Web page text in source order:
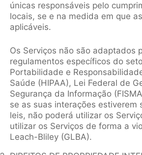
únicas responsáveis pelo
locais, se e na medida em que
aplicáveis.
Os Serviços não são adaptados
regulamentos específicos do
Portabilidade e
Saúde (HIPAA), Lei Federal de
Segurança da Informação
se as suas interações estiverem
leis, não poderá utilizar os
utilizar os Serviços de forma a
Leach-Bliley (GLBA).